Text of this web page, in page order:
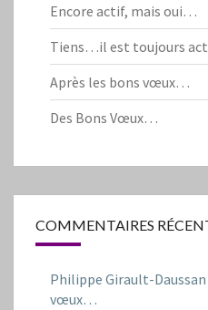
Encore actif, mais oui…
Tiens…il est toujours
Après les bons vœux…
Des Bons Vœux…
COMMENTAIRES
Philippe Girault-Daussan
vœux…